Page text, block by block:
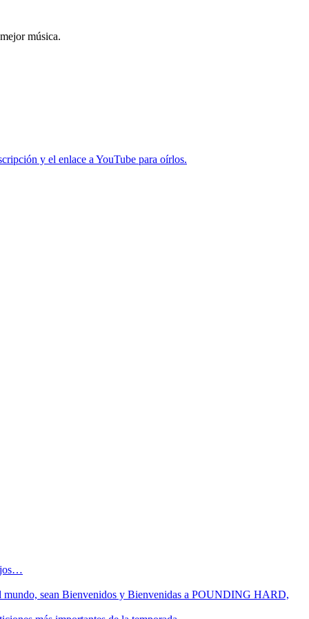
música.
y el enlace a YouTube para oírlos.
mundo, sean Bienvenidos y Bienvenidas a POUNDING HARD,